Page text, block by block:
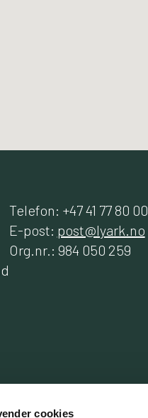
cookies
Telefon: +47 41 77 80 00
E-post: post@lyark.no
Org.nr.: 984 050 259